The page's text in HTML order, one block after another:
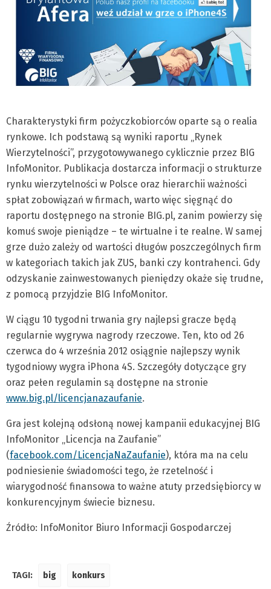
Charakterystyki firm pożyczkobiorców oparte są o realia
rynkowe. Ich podstawą są wyniki raportu „Rynek
Wierzytelności”, przygotowywanego cyklicznie przez BIG
InfoMonitor. Publikacja dostarcza informacji o strukturze
rynku wierzytelności w Polsce oraz hierarchii ważności
spłat zobowiązań w firmach, warto więc sięgnąć do
raportu dostępnego na stronie BIG.pl, zanim powierzy się
komuś swoje pieniądze – te wirtualne i te realne. W samej
grze dużo zależy od wartości długów poszczególnych firm
w kategoriach takich jak ZUS, banki czy kontrahenci. Gdy
odzyskanie zainwestowanych pieniędzy okaże się trudne,
z pomocą przyjdzie BIG InfoMonitor.
W ciągu 10 tygodni trwania gry najlepsi gracze będą
regularnie wygrywa nagrody rzeczowe. Ten, kto od 26
czerwca do 4 września 2012 osiągnie najlepszy wynik
tygodniowy wygra iPhona 4S. Szczegóły dotyczące gry
oraz pełen regulamin są dostępne na stronie
www.big.pl/licencjanazaufanie.
Gra jest kolejną odsłoną nowej kampanii edukacyjnej BIG
InfoMonitor „Licencja na Zaufanie”
(facebook.com/LicencjaNaZaufanie), która ma na celu
podniesienie świadomości tego, że rzetelność i
wiarygodność finansowa to ważne atuty przedsiębiorcy w
konkurencyjnym świecie biznesu.
Źródło: InfoMonitor Biuro Informacji Gospodarczej
TAGI: big konkurs